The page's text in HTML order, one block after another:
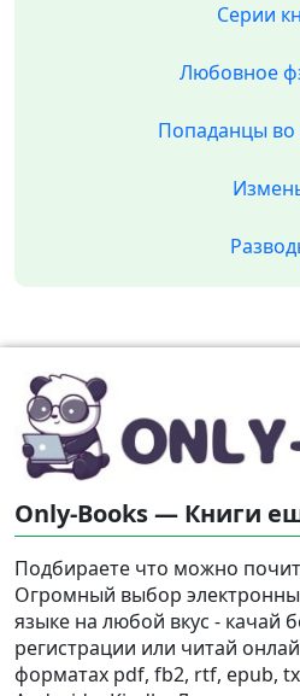
Серии
Любовное
Попаданцы
Only-Books — Книги
Подбираете что можно
Огромный выбор
языке на любой вкус - качай
регистрации или читай
форматах pdf, fb2, rtf, epub,